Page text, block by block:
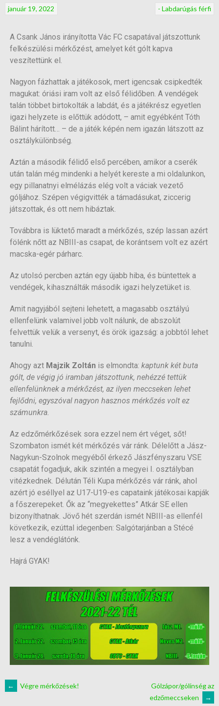
- Labdarúgás férfi
január 19, 2022
A Csank János irányította Vác FC csapatával játszottunk
felkészülési mérkőzést, amelyet két gólt kapva
veszítettünk el.
Nagyon fázhattak a játékosok, mert igencsak csipkedték
magukat: óriási iram volt az első félidőben. A vendégek
talán többet birtokolták a labdát, és a játékrész egyetlen
igazi helyzete is előttük adódott, – amit egyébként Tóth
Bálint hárított… – de a játék képén nem igazán látszott az
osztálykülönbség.
Aztán a második félidő első percében, amikor a cserék
után talán még mindenki a helyét kereste a mi oldalunkon,
egy pillanatnyi elmélázás elég volt a váciak vezető
góljához. Szépen végigvitték a támadásukat, ziccerig
játszottak, és ott nem hibáztak.
Továbbra is lüktető maradt a mérkőzés, szép lassan azért
fölénk nőtt az NBIII-as csapat, de korántsem volt ez azért
macska-egér párharc.
Az utolsó percben aztán egy újabb hiba, és büntettek a
vendégek, kihasználták második igazi helyzetüket is.
Amit nagyjából sejteni lehetett, a magasabb osztályú
ellenfelünk valamivel jobb volt nálunk, de abszolút
felvettük velük a versenyt, és örök igazság: a jobbtól lehet
tanulni.
Ahogy azt Majzik Zoltán is elmondta: kaptunk két buta
gólt, de végig jó iramban játszottunk, nehézzé tettük
ellenfelünknek a mérkőzést, az ilyen meccseken lehet
fejlődni, egyszóval nagyon hasznos mérkőzés volt ez
számunkra.
Az edzőmérkőzések sora ezzel nem ért véget, sőt!
Szombaton ismét két mérkőzés vár ránk. Délelőtt a Jász-
Nagykun-Szolnok megyéből érkező Jászfényszaru VSE
csapatát fogadjuk, akik szintén a megyei I. osztályban
vitézkednek. Délután Téli Kupa mérkőzés vár ránk, ahol
azért jó eséllyel az U17-U19-es capataink játékosai kapják
a főszerepeket. Ők az “megyekettes” Atkár SE ellen
bizonyíthatnak. Jövő hét szerdán ismét NBIII-as ellenfél
következik, ezúttal idegenben: Salgótarjánban a Stécé
lesz a vendéglátónk.
Hajrá GYAK!
← Végre mérkőzések!
Gólzápor/gólínség az
edzőmeccseken
→